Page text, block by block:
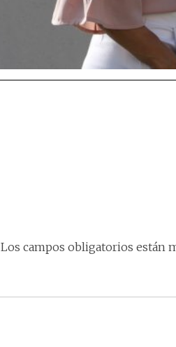
Los campos obligatorios están